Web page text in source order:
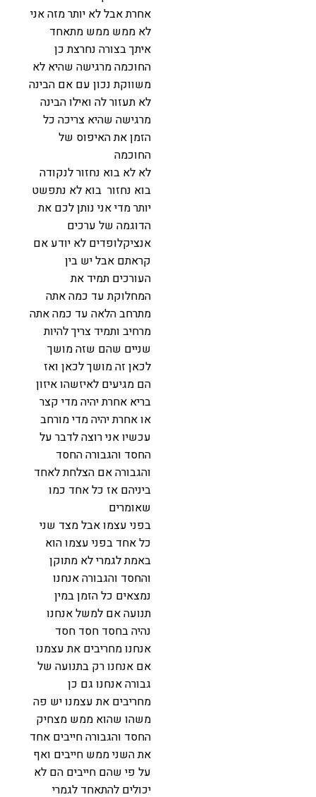
אחרת אבל לא יותר מזה אני
לא ממש ממש מתאחד
איתך בצורה נחרצת כן
החוכמה מרגישה שהיא לא
משווקת נכון עם אם הבינה
לא תעזור לה ואילו הבינה
מרגישה שהיא צריכה כל
הזמן את האיפוס של
החוכמה
לא לא בוא נחזור לנקודה
בוא נחזור בוא לא נתפשט
יותר מדי אני נותן לכם את
הדוגמה של ערכים
אנציקלופדים לא יודע אם
קראתם אבל יש בין
העורכים תמיד את
המחלוקת עד כמה אתה
מתרחב הלאה עד כמה אתה
מרחיב ותמיד צריך להיות
שניים שהם שזה מושך
לכאן זה מושך לכאן ואז
הם מגיעים לאיזשהו איזון
בריא אחרת יהיה מדי קצר
או אחרת יהיה מדי מורחב
עכשיו אני רוצה לדבר על
החסד והגבורה החסד
והגבורה אם הצלחת לאחד
ביניהם אז כל אחד כמו
שאומרים
בפני עצמו אבל מצד שני
כל אחד בפני עצמו הוא
באמת לגמרי לא מתוקן
והחסד והגבורה אנחנו
נמצאים כל הזמן במין
תנועה אם למשל אנחנו
נהיה בחסד חסד חסד
אנחנו מחריבים את עצמנו
אם אנחנו רק בתנועה של
גבורה אנחנו גם כן
מחריבים את עצמנו יש פה
משהו שהוא ממש מצחיק
החסד והגבורה חייבים אחד
את השני ממש חייבים ואף
על פי שהם חייבים הם לא
יכולים להתאחד לגמרי